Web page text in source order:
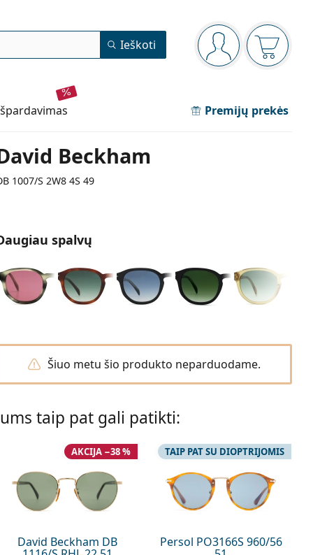
Navigacijos meniu
Jūs esatePirkinių
Ieškoti
išpardavimas Premijų prekės
Beckham
1007/S 2W8 4S 49
spalvų
Šiuo metu šio produkto neparduodame.
taip pat gali patikti:
David Beckham DB
AKCIJA −38 %
Persol PO3166S 960/56
TAIP PAT SU DIOPTRIJOMIS